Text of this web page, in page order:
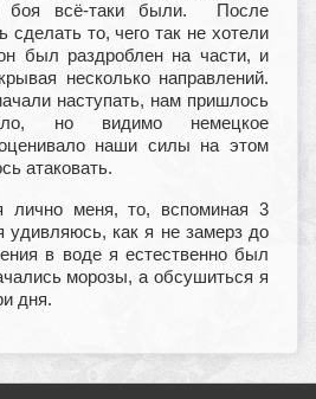
боя всё-таки были. После
сделать то, чего так не хотели
был раздроблен на части, и
несколько направлений.
наступать, нам пришлось
но видимо немецкое
наши силы на этом
атаковать.
лично меня, то, вспоминая 3
как я не замерз до
в воде я естественно был
морозы, а обсушиться я
дня.